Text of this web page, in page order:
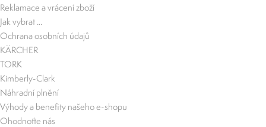
Reklamace a vrácení zboží
Jak vybrat ...
Ochrana osobních údajů
KÄRCHER
TORK
Kimberly-Clark
Náhradní plnění
Výhody a benefity našeho e-shopu
Ohodnoťte nás